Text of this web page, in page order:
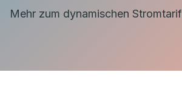
Mehr zum dynamischen Stromtarif